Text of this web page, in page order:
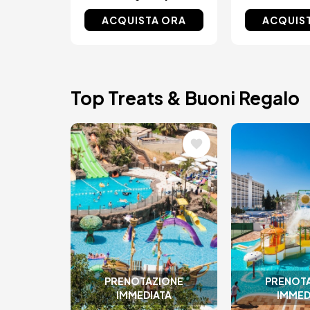
ACQUISTA ORA
Top Treats & Buoni Regalo
PRENOTAZIONE
IMMEDIATA
Immagine